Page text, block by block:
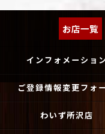
お店一覧
インフォメーショ
ご登録情報変更フォ
わいず所沢店